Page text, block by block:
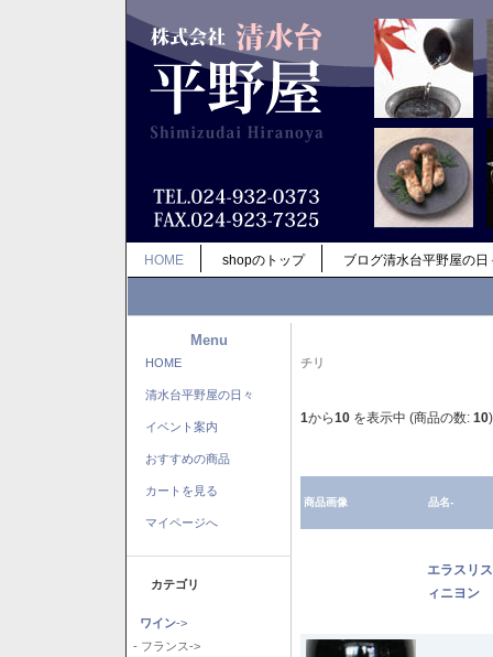
HOME shopのトップ ブログ清水台平野屋の日
Menu
HOME
清水台平野屋の日々
イベント案内
おすすめの商品
カートを見る
マイページへ
カテゴリ
ワイン->
- フランス->
チリ
1から10 を表示中 (商品の数: 10)
商品画像 品名-
エラスリ
ィニヨン